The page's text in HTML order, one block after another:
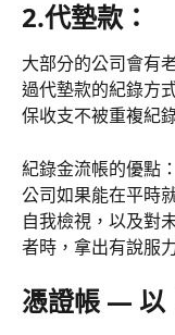
2.代墊款：
大部分的公司會有
過代墊款的紀錄方
保收支不被重複紀
紀錄金流帳的優點：
公司如果能在平時
自我檢視，以及對
者時，拿出有說服
憑證帳 — 以